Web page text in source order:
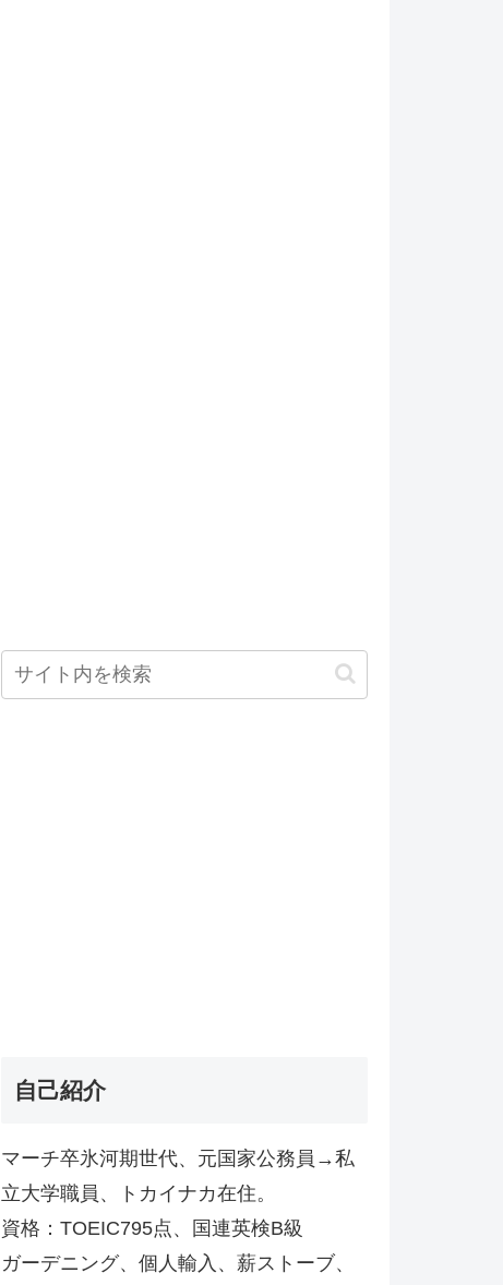
自己紹介
マーチ卒氷河期世代、元国家公務員→私
立大学職員、トカイナカ在住。
資格：TOEIC795点、国連英検B級
ガーデニング、個人輸入、薪ストーブ、